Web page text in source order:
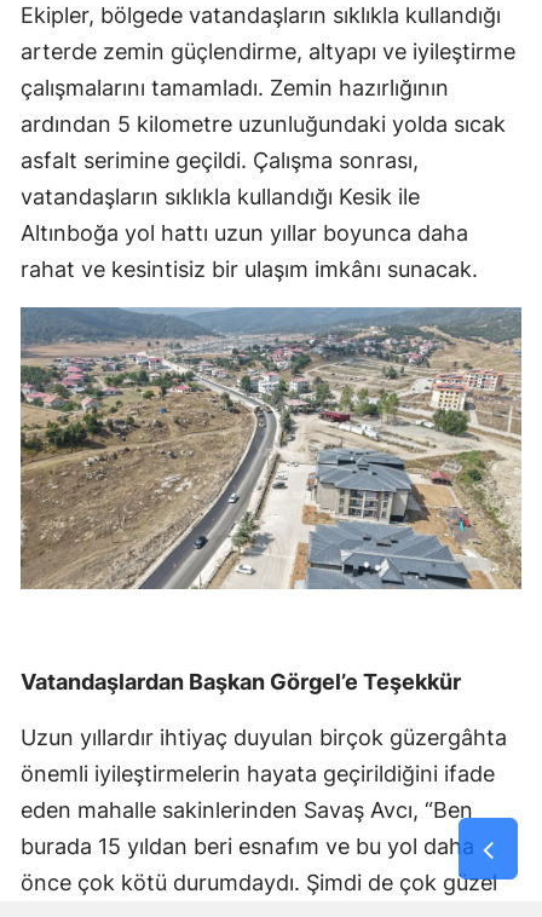
Ekipler, bölgede vatandaşların sıklıkla kullandığı
arterde zemin güçlendirme, altyapı ve iyileştirme
çalışmalarını tamamladı. Zemin hazırlığının
ardından 5 kilometre uzunluğundaki yolda sıcak
asfalt serimine geçildi. Çalışma sonrası,
vatandaşların sıklıkla kullandığı Kesik ile
Altınboğa yol hattı uzun yıllar boyunca daha
rahat ve kesintisiz bir ulaşım imkânı sunacak.
Vatandaşlardan Başkan Görgel’e Teşekkür
Uzun yıllardır ihtiyaç duyulan birçok güzergâhta
önemli iyileştirmelerin hayata geçirildiğini ifade
eden mahalle sakinlerinden Savaş Avcı, “Ben
burada 15 yıldan beri esnafım ve bu yol daha
önce çok kötü durumdaydı. Şimdi de çok güzel